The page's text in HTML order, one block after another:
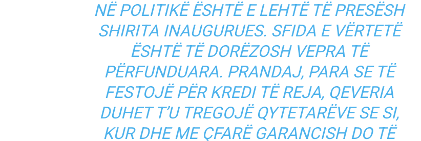
NË POLITIKË ËSHTË E LEHTË TË PRESËSH
SHIRITA INAUGURUES. SFIDA E VËRTETË
ËSHTË TË DORËZOSH VEPRA TË
PËRFUNDUARA. PRANDAJ, PARA SE TË
FESTOJË PËR KREDI TË REJA, QEVERIA
DUHET T’U TREGOJË QYTETARËVE SE SI,
KUR DHE ME ÇFARË GARANCISH DO TË